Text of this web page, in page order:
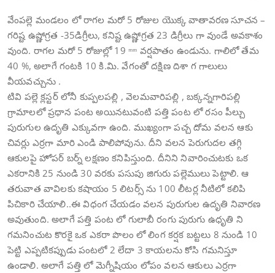
వేంపల్లె మండలం లో రాగల మరో 5 రోజుల యొక్క వాతావరణ సూచన –
గరిష్ట ఉష్ణోగ్రత -35డిగ్రీలు, కనిష్ట ఉష్ణోగ్రత 23 డిగ్రీలు గా వుండే అవకాశం
వుంది. రాగల మరో 5 రోజుల్లో 19 ᵐᵐ వర్షపాతం ఉండును. గాలిలో తేమ
40 %, అలాగే గంటకి 10 కి.మి. వేగంతో దక్షిణ దిశా గ గాలులు
వీయవచ్చును .
టివి పల్లె క్లస్టర్ లోనీ కుప్పలపల్లి , వెలమవారిపల్లి , బక్కన్నగారిపల్లి
గ్రామాలలో ప్రధాన పంట అయినటువంటి పత్తి పంట లో రసం పీల్చు
పురుగుల ఉదృతి ఎక్కువగా ఉంది. ముఖ్యంగా పచ్చ దోమ వలన ఆకు
చివర్లు ఎర్రగా మారి ఎండి పాలిపోవును. దీని వలన పెరుగుదల తగ్గి
ఆకులపై హోపర్ బర్న్ లక్షణం కనిపిస్తుంది. దీనిని నివారించుటకు ఒక
ఎకరానికి 25 నుండి 30 వరకు పసుపు జిగురు పల్లెములు పెట్టాలి. ఆ
తరువాత వావిలకు కషాయం 5 లిటర్స్ ను 100 లీటర్ల నీటిలో కలిపి
పిచికారి చేయాలి..ఈ విధంగ చేయడం వలన పురుగుల ఉదృతి నివారణ
అవుతుంది. అలాగే పత్తి పంట లో గులాబీ రంగు పురుగు ఉధృతి ని
గమనించుట కొరకై ఒక ఎకరా పొలం లో లింగ కర్షక బట్టలు 8 నుండి 10
పెట్టి ఎప్పటికప్పుడు పంటలో 2 లేదా 3 కాయలను కోసి గమనిస్తూ
ఉండాలి. అలాగే పత్తి లో మెగ్నీషియం లోపం వలన ఆకులు ఎర్రగా